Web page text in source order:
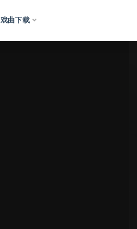
戏曲下载